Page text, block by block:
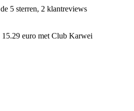
5 sterren, 2 klantreviews
euro met Club Karwei